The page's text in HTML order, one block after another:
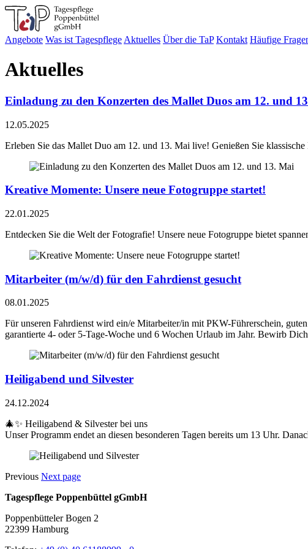
Angebote Was ist Tagespflege Aktuelles Über die TaP Kontakt Häufige
Aktuelles
Einladung zu den Konzerten des Mallet Duos am 12. und
12.05.2025
Erleben Sie das Mallet Duo am 12. und 13. Mai live! Genießen Sie
Kreative Momente: Unsere neue Fotogruppe startet!
22.01.2025
Entdecken Sie die Welt der Fotografie! Unsere neue Fotogruppe bietet
Mitarbeiter (m/w/d) für den Fahrdienst gesucht
08.01.2025
Für unseren Fahrdienst wird ein/e Mitarbeiter/in mit PKW-Führerschein,
garantierte 4- oder 5-Tage-Woche und 6 Wochen Urlaub im Jahr. Bewirb
Heiligabend und Silvester
24.12.2024
🎄✨ Heiligabend & Silvester bei uns
Unser Programm endet an diesen besonderen Tagen bereits um 13 Uhr.
Previous Next page
Tagespflege Poppenbüttel gGmbH
Poppenbütteler Bogen 2
22399 Hamburg